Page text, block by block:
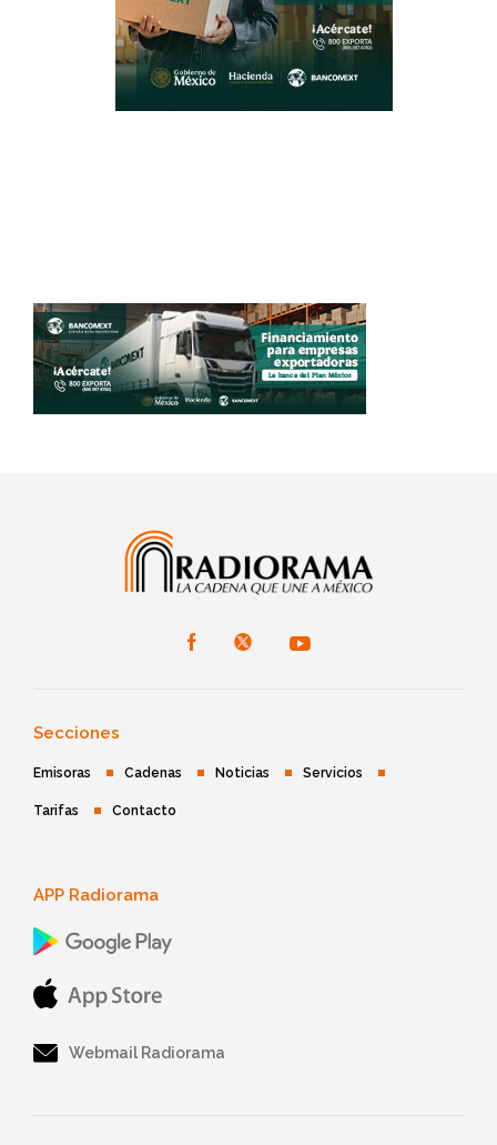
Secciones
Emisoras Cadenas Noticias Servicios
Tarifas Contacto
APP Radiorama
Webmail Radiorama